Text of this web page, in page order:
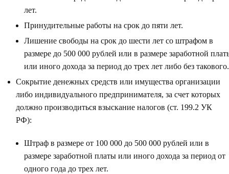
лет.
Принудительные работы на срок до пяти лет.
Лишение свободы на срок до шести лет со штрафом в
размере до 500 000 рублей или в размере заработной
или иного дохода за период до трех лет либо без такового.
Сокрытие денежных средств или имущества организации
либо индивидуального предпринимателя, за счет которых
должно производиться взыскание налогов (ст. 199.2 УК
РФ):
Штраф в размере от 100 000 до 500 000 рублей или в
размере заработной платы или иного дохода за период от
одного года до трех лет.